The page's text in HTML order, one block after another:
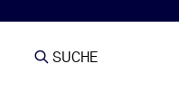
SUCHE